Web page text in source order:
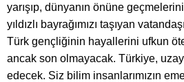
yarışıp, dünyanın önüne
yıldızlı bayrağımızı taşıyan
Türk gençliğinin hayallerini ufkun
ancak son olmayacak. Türkiye,
edecek. Siz bilim insanlarımızın